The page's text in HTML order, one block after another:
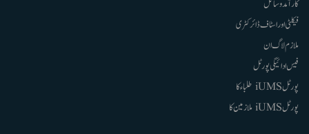
کارآمد وسائل
فیکلٹی اور اسٹاف ڈائرکٹری
ملازم لاگ ان
فیس ادائیگی پورٹل
پورٹل iUMS طلباء کا
پورٹل iUMS ملازمین کا